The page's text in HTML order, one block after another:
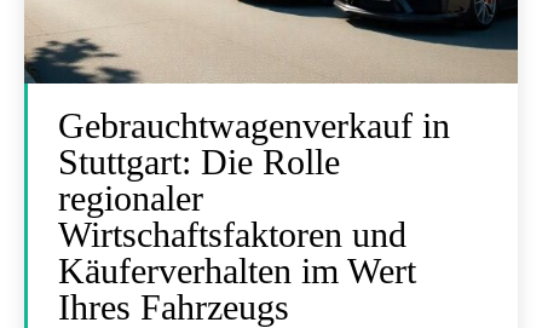
Gebrauchtwagenverkauf in
Stuttgart: Die Rolle
regionaler
Wirtschaftsfaktoren und
Käuferverhalten im Wert
Ihres Fahrzeugs